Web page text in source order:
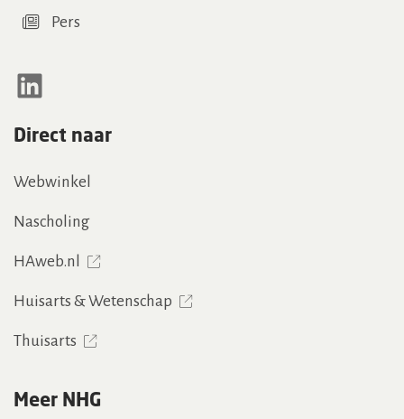
Pers
LinkedIn
Direct naar
Webwinkel
Nascholing
HAweb.nl
Huisarts & Wetenschap
Thuisarts
Meer NHG